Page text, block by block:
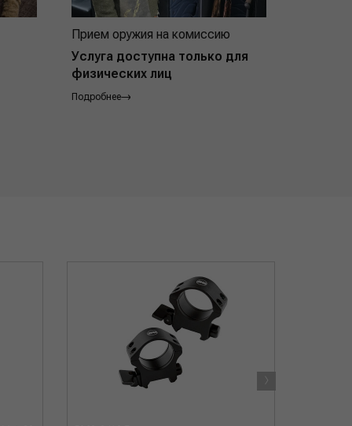
Прием оружия на комиссию
Услуга доступна только для
физических лиц
Подробнее
›